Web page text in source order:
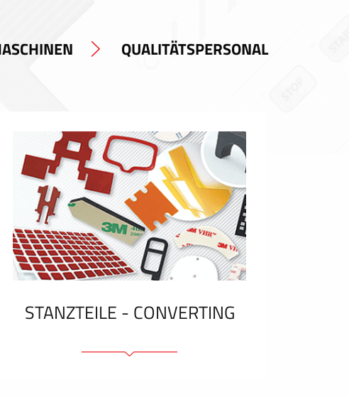
QUALITÄTSPERSONAL
STANZTEILE - CONVERTING